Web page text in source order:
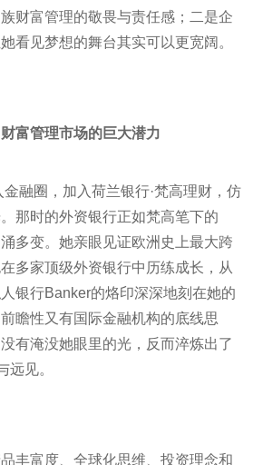
财富管理的敬畏与责任感；二是企
看见梦想的舞台其实可以更宽阔。
富管理市场的巨大潜力
融圈，加入荷兰银行·梵高理财，仿
那时的外资银行正如梵高笔下的
多变。她亲眼见证欧洲史上最大跨
多家顶级外资银行中历练成长，从
银行Banker的烙印深深地刻在她的
瞻性又有国际金融机构的底线思
有淹没她眼里的光，反而淬炼出了
远见。
丰富度、全球化思维、投资理念和